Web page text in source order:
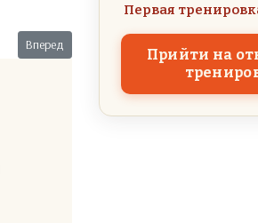
Следующий: Не учите меня жить
Вперед
Первая
Прийти на